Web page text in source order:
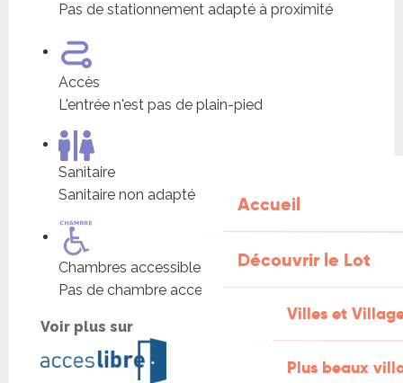
Accueil
Découvrir le Lot
Villes et
Plus beaux
Pas de stationnement adapté à proximité
Accès
L'entrée n'est pas de plain-pied
Sanitaire
Sanitaire non adapté
Chambres accessibles
Pas de chambre accessible
Voir plus sur